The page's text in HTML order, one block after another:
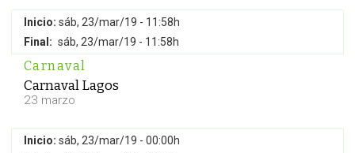
Inicio: sáb, 23/mar/19 - 11:58h
Final: sáb, 23/mar/19 - 11:58h
Carnaval
Carnaval Lagos
23 marzo
Inicio: sáb, 23/mar/19 - 00:00h